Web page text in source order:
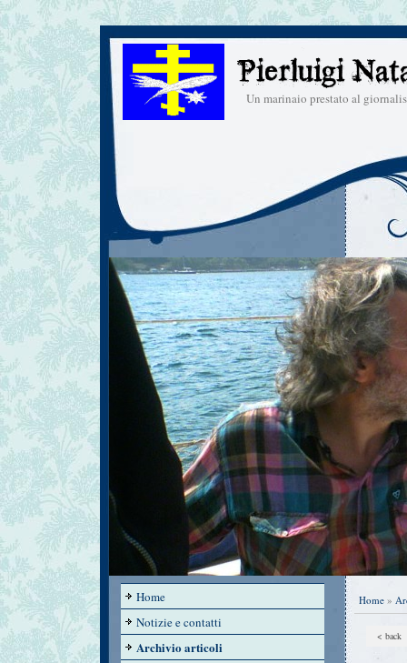
Un marinaio prestato al
Home »
< back
Home
Notizie e contatti
Archivio articoli